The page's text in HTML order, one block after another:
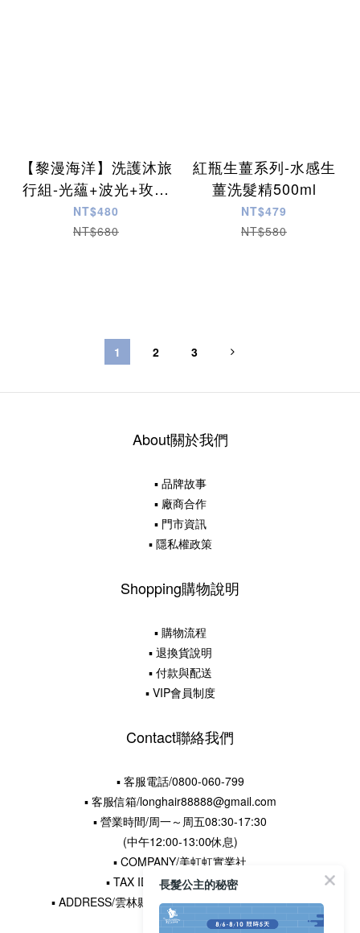
【黎漫海洋】洗護沐旅
行組-光蘊+波光+玫瑰
60ml*3入
NT$480
NT$680
紅瓶生薑系列-水感生
薑洗髮精500ml
NT$479
NT$580
1 2 3
About關於我們
▪ 品牌故事
▪ 廠商合作
▪ 門市資訊
▪ 隱私權政策
Shopping購物說明
▪ 購物流程
▪ 退換貨說明
▪ 付款與配送
▪ VIP會員制度
Contact聯絡我們
▪ 客服電話/0800-060-799
▪ 客服信箱/longhair88888@gmail.com
▪ 營業時間/周一～周五08:30-17:30
(中午12:00-13:00休息)
▪ COMPANY/美虹虹實業社
▪ TAX ID NUMBER/38789837
▪ ADDRESS/雲林縣水林鄉土厝村16鄰王厝寮22-5號
長髮公主的秘密